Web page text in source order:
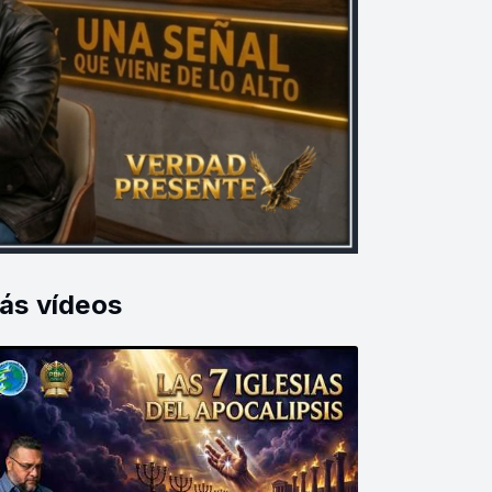
vídeos